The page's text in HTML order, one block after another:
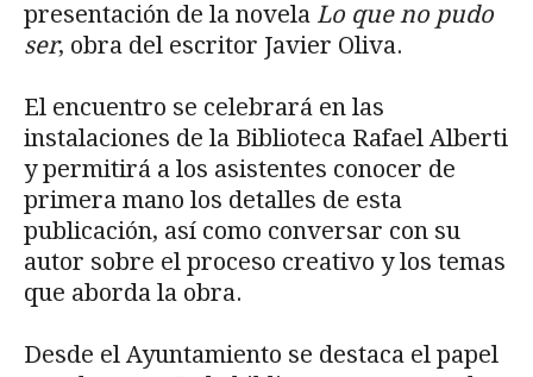
presentación de la novela Lo que no pudo
ser, obra del escritor Javier Oliva.
El encuentro se celebrará en las
instalaciones de la Biblioteca Rafael Alberti
y permitirá a los asistentes conocer de
primera mano los detalles de esta
publicación, así como conversar con su
autor sobre el proceso creativo y los temas
que aborda la obra.
Desde el Ayuntamiento se destaca el papel